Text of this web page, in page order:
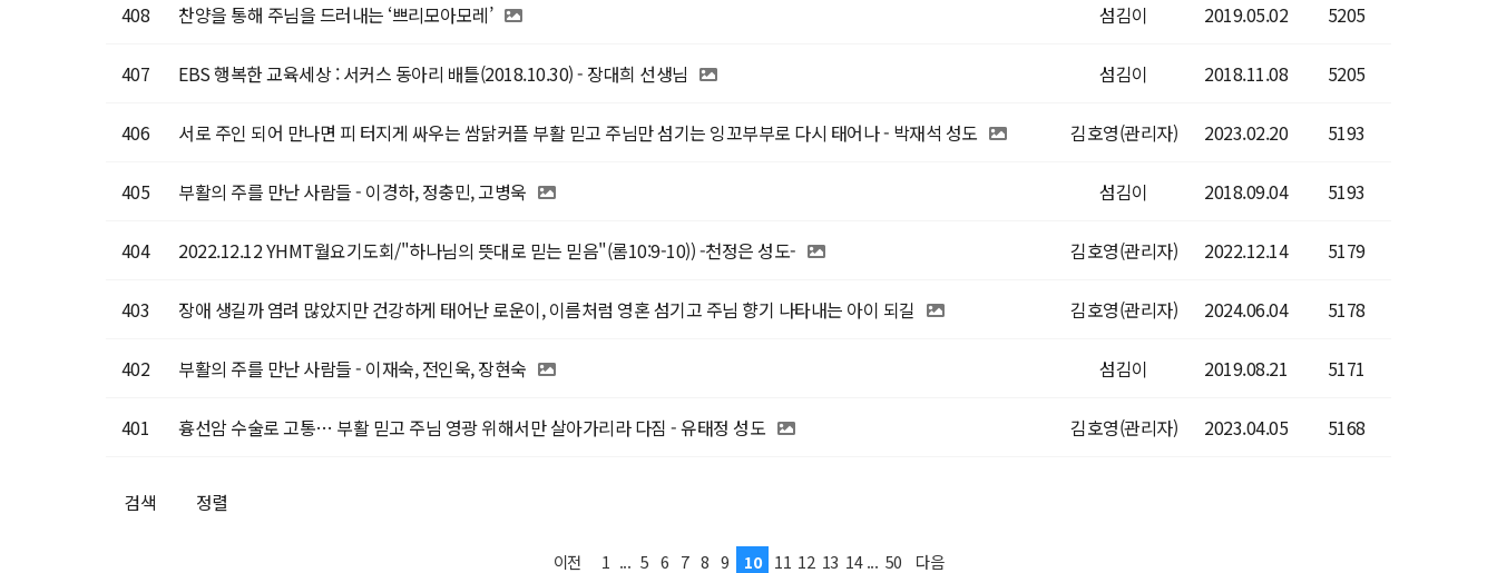
408 찬양을 통해 주님을 드러내는 ‘쁘리모아모레’ 섬김이 2019.05.02 5205
407 EBS 행복한 교육세상 : 서커스 동아리 배틀(2018.10.30) - 장대희 선생님 섬김이 2018.11.08 5205
406 서로 주인 되어 만나면 피 터지게 싸우는 쌈닭커플 부활 믿고 주님만 섬기는 잉꼬부부로 다시 태어나 - 박재석 성도 김호영(관리자) 2023.02.20 5193
405 부활의 주를 만난 사람들 - 이경하, 정충민, 고병욱 섬김이 2018.09.04 5193
404 2022.12.12 YHMT월요기도회/"하나님의 뜻대로 믿는 믿음"(롬10:9-10)) -천정은 성도- 김호영(관리자) 2022.12.14 5179
403 장애 생길까 염려 많았지만 건강하게 태어난 로운이, 이름처럼 영혼 섬기고 주님 향기 나타내는 아이 되길 김호영(관리자) 2024.06.04 5178
402 부활의 주를 만난 사람들 - 이재숙, 전인욱, 장현숙 섬김이 2019.08.21 5171
401 흉선암 수술로 고통… 부활 믿고 주님 영광 위해서만 살아가리라 다짐 - 유태정 성도 김호영(관리자) 2023.04.05 5168
검색 정렬
이전 1 ... 5 6 7 8 9 10 11 12 13 14 ... 50 다음